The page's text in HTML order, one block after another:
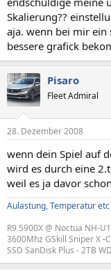
Skalierung??
aja. wenn bei mir ein
bessere grafick
Pisaro
Fleet Admiral
28. Dezember 2008
wenn dein Spiel auf
wird es durch eine
weil es ja davor
Aulastung, Temperatur
R9 5900X @ Noctua NH-
3600Mhz GSkill Sniper X-
SSD SanDisk Plus - 2TB